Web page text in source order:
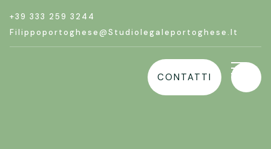
+39 333 259 3244
Filippoportoghese@studiolegaleportoghese.it
CONTATTI